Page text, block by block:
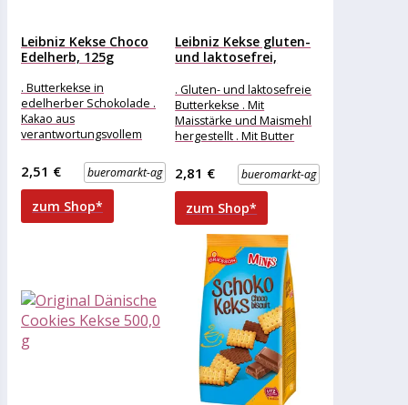
Leibniz Kekse Choco
Edelherb, 125g
. Butterkekse in
edelherber Schokolade .
Kakao aus
verantwortungsvollem
kontrolliertem
Vertragsanbau .
Verpackung zu 100%
recyclefähig
bueromarkt-ag
2,51 €
zum Shop*
Leibniz Kekse gluten-
und laktosefrei,
. Gluten- und laktosefreie
Butterkekse . Mit
Maisstärke und Maismehl
hergestellt . Mit Butter
100% recyclefähigbueromarkt-ag
2,81 €
zum Shop*